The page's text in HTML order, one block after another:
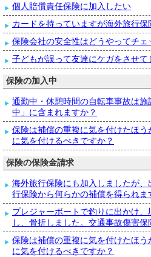
個人賠償責任保険に加入したい
カードを持っていますが海外旅行保
保険会社の安全性はどうやってチェ
子どもが誤って友達にケガをさせて
保険の加入中
通勤中・休憩時間の自転車事故は
中」に含まれますか？
保険は補償の重複に気を付けたほ
に気を付けるべきですか？
保険の保険金請求
海外旅行保険にも加入しましたが
行保険から何らかの補償を得られま
プレジャーボートで釣りに出かけ
し、骨折しました。交通事故傷害
保険は補償の重複に気を付けたほ
に気を付けるべきですか？